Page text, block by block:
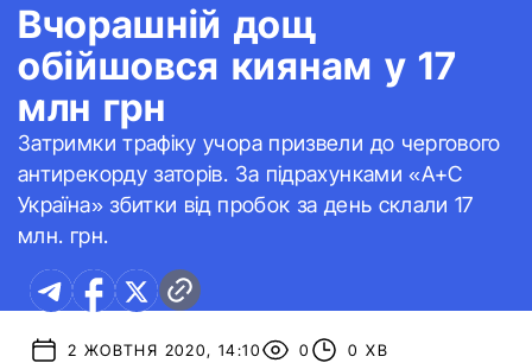
Вчорашній дощ
обійшовся киянам у 17
млн грн
Затримки трафіку учора призвели до чергового
антирекорду заторів. За підрахунками «А+С
Україна» збитки від пробок за день склали 17
млн. грн.
2 ЖОВТНЯ 2020, 14:10 0 0 ХВ